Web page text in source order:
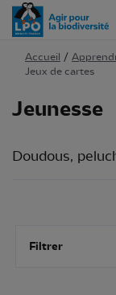
Accueil /
Jeux de cartes
Jeunesse
Doudous,
Filtrer